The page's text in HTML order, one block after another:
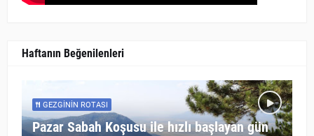
Haftanın Beğenilenleri
GEZGININ ROTASI
Pazar Sabah Koşusu ile hızlı başlayan gün